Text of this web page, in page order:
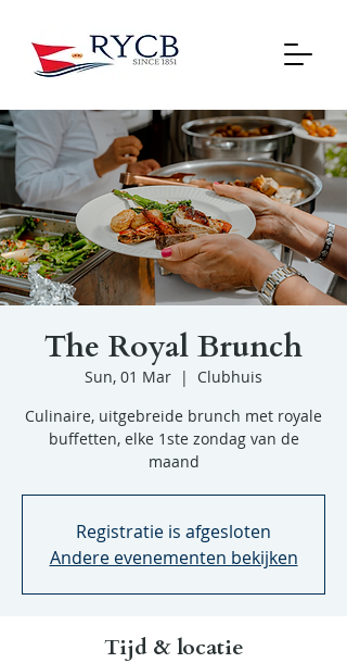
The Royal Brunch
Sun, 01 Mar
  |
Clubhuis
Culinaire, uitgebreide brunch met royale
buffetten, elke 1ste zondag van de
maand
Registratie is afgesloten
Andere evenementen bekijken
Tijd & locatie